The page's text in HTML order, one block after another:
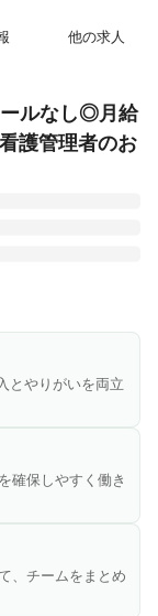
他の求人
ールなし◎月給
護管理者のお
に過ごしていた
設型ホスピスと
の地域間格差の
開しています。
吸器を使用し
の医療依存度
活を送っていた
ステーションの
看護管理者」を
とやりがいを両立
確保しやすく働き
、チームをまとめ